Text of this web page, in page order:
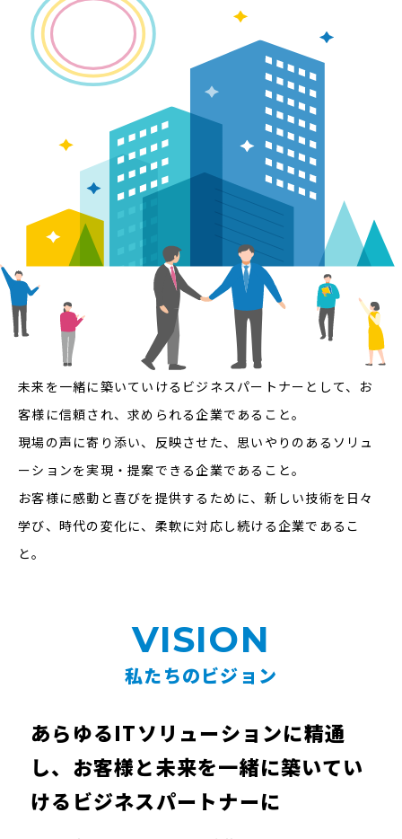
未来を一緒に築いていけるビジネスパートナーとして、お
客様に信頼され、求められる企業であること。
現場の声に寄り添い、反映させた、思いやりのあるソリュ
ーションを実現・提案できる企業であること。
お客様に感動と喜びを提供するために、新しい技術を日々
学び、時代の変化に、柔軟に対応し続ける企業であるこ
と。
VISION
私たちのビジョン
あらゆるITソリューションに精通
し、 お客様と未来を一緒に築いてい
けるビジネスパートナーに